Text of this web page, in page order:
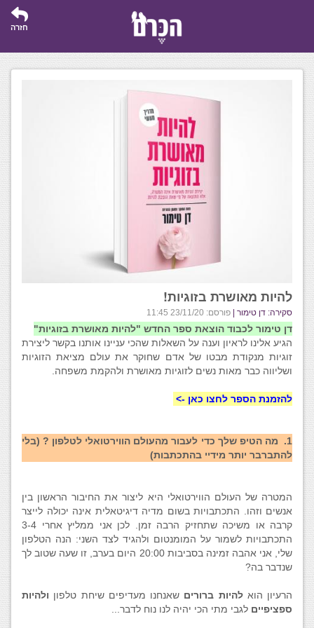
חזרה
להיות מאושרת בזוגיות!
סקירה: דן טימור | פורסם: 23/11/20 11:45
דן טימור לכבוד הוצאת ספר החדש "להיות מאושרת בזוגיות"
הגיע אלינו לראיון וענה על השאלות שהכי עניינו אותנו בקשר ליצירת
זוגיות מנקודת מבטו של אדם שחוקר את עולם מציאת הזוגיות
ושליווה כבר מאות נשים לזוגיות מאושרת ולהקמת משפחה.
להזמנת הספר לחצו כאן ->
1. מה הטיפ שלך כדי לעבור מהעולם הווירטואלי לטלפון ? (בלי
להתברבר יותר מידיי בהתכתבות)
המטרה של העולם הווירטואלי היא ליצור את החיבור הראשון בין
אנשים וזהו. התכתבויות בשום מדיה דיגיטאלית אינה יכולה לייצר
קרבה או משיכה שתחזיק הרבה זמן. לכן אני ממליץ אחרי 3-4
התכתבויות לשמור על המומנטום ולהגיד לצד השני: הנה הטלפון
שלי, אני אהבה זמינה בסביבות 20:00 היום בערב, זו שעה שטוב לך
שנדבר בה?
הרעיון הוא להיות ברורים שאנחנו מעדיפים שיחת טלפון ולהיות
ספציפיים לגבי מתי הכי יהיה לנו נוח לדבר...